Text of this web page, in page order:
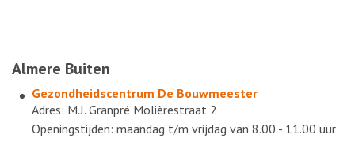
Almere Buiten
Gezondheidscentrum De Bouwmeester
Adres: M.J. Granpré Molièrestraat 2
Openingstijden: maandag t/m vrijdag van 8.00 - 11.00 uur